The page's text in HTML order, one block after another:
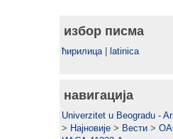
избор писма
ћирилица| latinica
навигација
Univerzitet u Beogradu -
> Најновије > Вести >